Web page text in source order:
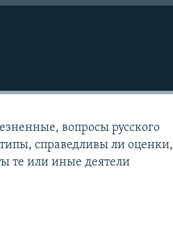
вопросы русского
справедливы ли оценки,
те или иные деятели